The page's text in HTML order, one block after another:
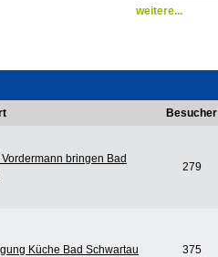
weitere...
Besucher
bringen Bad
279
Küche Bad Schwartau 375